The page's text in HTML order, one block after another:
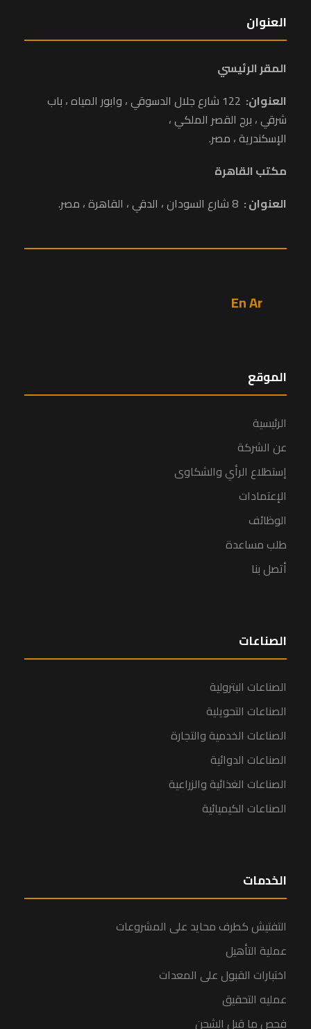
العنوان
المقر الرئيسي
العنوان:
122 شارع جلال الدسوقي ، وابور المياه ، باب
شرقي ، برج القصر الملكي ،
الإسكندرية ، مصر.
مكتب القاهرة
العنوان :
EnAr
الموقع
الرئيسية
عن الشركة
إستطلاع الرأي والشكاوى
الإعتمادات
الوظائف
طلب مساعدة
أتصل بنا
الصناعات
الصناعات البترولية
الصناعات التحويلية
الصناعات الخدمية والتجارة
الصناعات الدوائية
الصناعات الغذائية والزراعية
الصناعات الكيميائية
الخدمات
التفتيش كطرف محايد على المشروعات
عملية التأهيل
اختبارات القبول على المعدات
عمليه التحقيق
فحص ما قبل الشحن